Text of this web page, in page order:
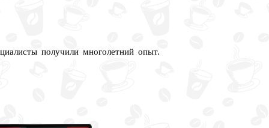
получили многолетний опыт.